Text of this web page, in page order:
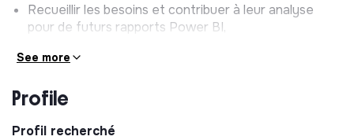
Recueillir les besoins et contribuer à leur analyse
pour de futurs rapports Power BI,
des activités,
Analyser les rapports existants et éventuellement
définir les axes d’amélioration,
Participer à la priorisation des demandes reçues et
See more
Profile
Profil recherché